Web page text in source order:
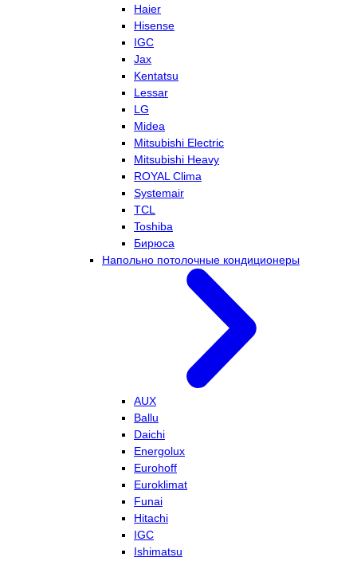
Haier
Hisense
IGC
Jax
Kentatsu
Lessar
LG
Midea
Mitsubishi Electric
Mitsubishi Heavy
ROYAL Clima
Systemair
TCL
Toshiba
Бирюса
Напольно потолочные кондиционеры
AUX
Ballu
Daichi
Energolux
Eurohoff
Euroklimat
Funai
Hitachi
IGC
Ishimatsu